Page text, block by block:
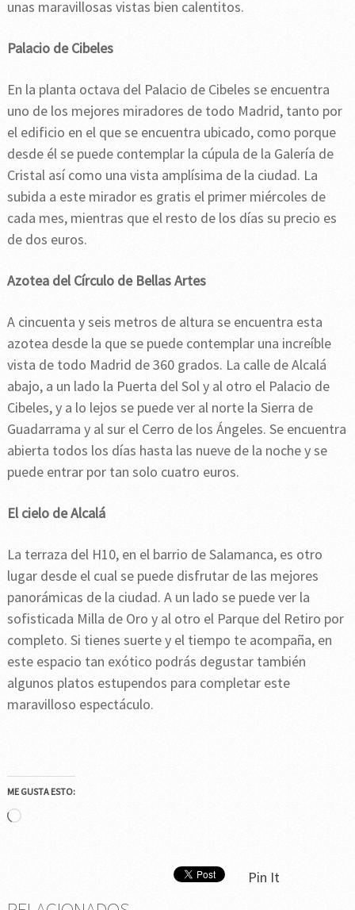
unas maravillosas vistas bien calentitos.
Palacio de Cibeles
En la planta octava del Palacio de Cibeles se encuentra
uno de los mejores miradores de todo Madrid, tanto por
el edificio en el que se encuentra ubicado, como porque
desde él se puede contemplar la cúpula de la Galería de
Cristal así como una vista amplísima de la ciudad. La
subida a este mirador es gratis el primer miércoles de
cada mes, mientras que el resto de los días su precio es
de dos euros.
Azotea del Círculo de Bellas Artes
A cincuenta y seis metros de altura se encuentra esta
azotea desde la que se puede contemplar una increíble
vista de todo Madrid de 360 grados. La calle de Alcalá
abajo, a un lado la Puerta del Sol y al otro el Palacio de
Cibeles, y a lo lejos se puede ver al norte la Sierra de
Guadarrama y al sur el Cerro de los Ángeles. Se encuentra
abierta todos los días hasta las nueve de la noche y se
puede entrar por tan solo cuatro euros.
El cielo de Alcalá
La terraza del H10, en el barrio de Salamanca, es otro
lugar desde el cual se puede disfrutar de las mejores
panorámicas de la ciudad. A un lado se puede ver la
sofisticada Milla de Oro y al otro el Parque del Retiro por
completo. Si tienes suerte y el tiempo te acompaña, en
este espacio tan exótico podrás degustar también
algunos platos estupendos para completar este
maravilloso espectáculo.
ME GUSTA ESTO:
Cargando...
Pin It